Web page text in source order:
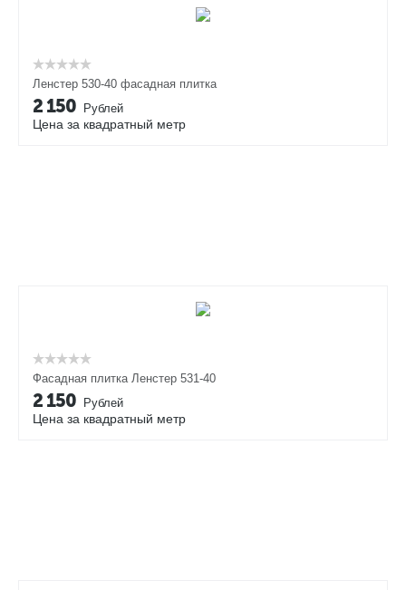
Ленстер 530-40 фасадная плитка
2 150 Рублей
Цена за квадратный метр
Фасадная плитка Ленстер 531-40
2 150 Рублей
Цена за квадратный метр